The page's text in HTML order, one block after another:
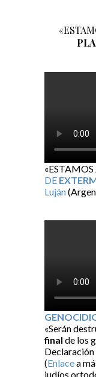
DE
Luján
«Serán
final de los
(Enlacea
judíos